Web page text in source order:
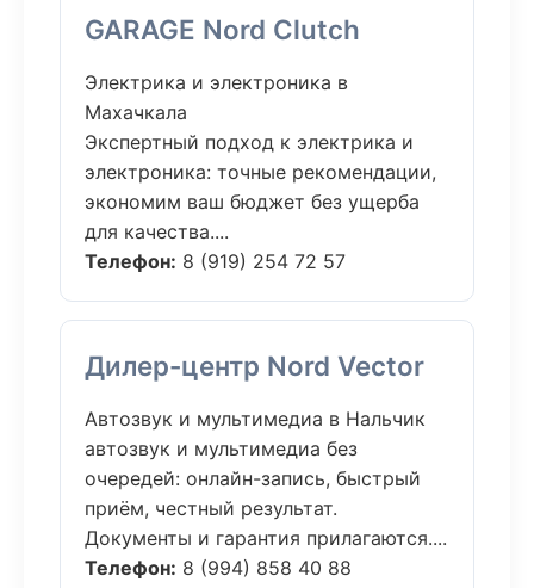
GARAGE Nord Clutch
Электрика и электроника в
Махачкала
Экспертный подход к электрика и
электроника: точные рекомендации,
экономим ваш бюджет без ущерба
для качества....
Телефон: 8 (919) 254 72 57
Дилер-центр Nord Vector
Автозвук и мультимедиа в Нальчик
автозвук и мультимедиа без
очередей: онлайн-запись, быстрый
приём, честный результат.
Документы и гарантия прилагаются....
Телефон: 8 (994) 858 40 88